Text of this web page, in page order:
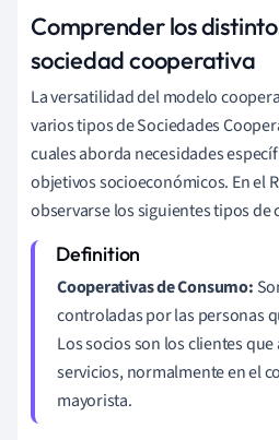
Comprender los
sociedad cooperativa
La versatilidad del modelo
varios tipos de Sociedades
cuales aborda necesidades
objetivos socioeconómicos. En el
observarse los siguientes tipos de
Cooperativas de Consumo:
controladas por las personas
Los socios son los clientes
servicios, normalmente en el
mayorista.